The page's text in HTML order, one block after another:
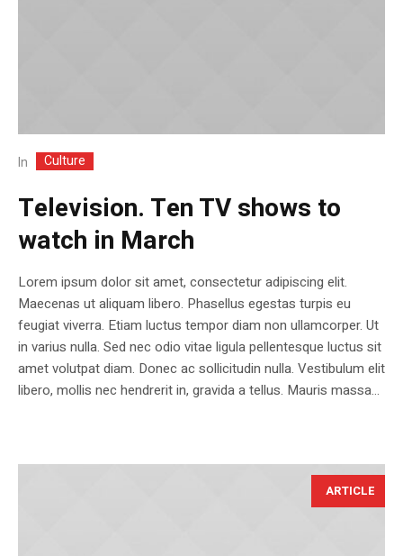
In Culture
Television. Ten TV shows to
watch in March
Lorem ipsum dolor sit amet, consectetur adipiscing elit.
Maecenas ut aliquam libero. Phasellus egestas turpis eu
feugiat viverra. Etiam luctus tempor diam non ullamcorper. Ut
in varius nulla. Sed nec odio vitae ligula pellentesque luctus sit
amet volutpat diam. Donec ac sollicitudin nulla. Vestibulum elit
libero, mollis nec hendrerit in, gravida a tellus. Mauris massa...
ARTICLE